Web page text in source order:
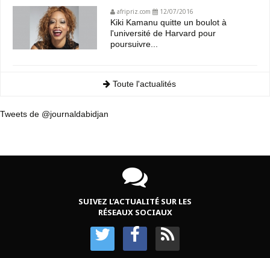
afripriz.com 12/07/2016
Kiki Kamanu quitte un boulot à
l'université de Harvard pour
poursuivre...
Toute l'actualités
Tweets de @journaldabidjan
SUIVEZ L’ACTUALITÉ SUR LES
RÉSEAUX SOCIAUX